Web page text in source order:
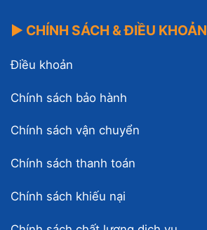
▶ CHÍNH SÁCH & ĐIỀU KHOẢN
Điều khoản
Chính sách bảo hành
Chính sách vận chuyển
Chính sách thanh toán
Chính sách khiếu nại